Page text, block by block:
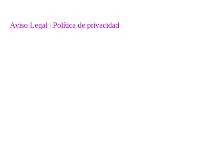
Aviso Legal | Política de privacidad